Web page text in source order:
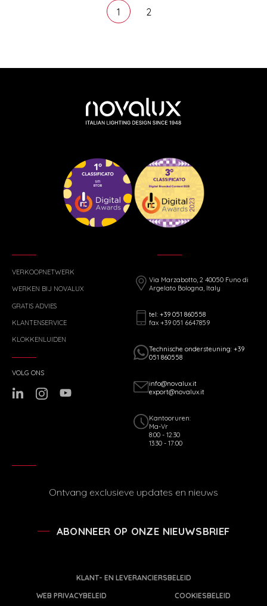
1 2
VERKOOPNETWERK
WERKEN BIJ NOVALUX
GRATIS ADVIES
KLANTENSERVICE
KLOKKENLUIDEN
Via Marzabotto, 2 40050 Funo di
Argelato Bologna, Italy
tel: +39 051 860558
fax +39 051 6647859
Technische ondersteuning: +39
051 860558
info@novalux.it
export@novalux.it
Kantooruren:
Ma-Vr
8:00 - 12:30
13:30 - 17:00
VOLG ONS
Ontvang exclusieve updates en nieuws
ABONNEER OP ONZE NIEUWSBRIEF
KLANT- EN LEVERANCIERSBELEID
WEB PRIVACYBELEID
COOKIESBELEID